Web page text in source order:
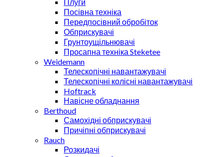
Посівна техніка
Передпосівний обробіток
Обприскувачі
Грунтоущільнювачі
Просапна техніка Steketee
Weidemann
Телескопічні навантажувачі
Телескопічні колісні навантажувачі
Hoftrack
Навісне обладнання
Berthoud
Самохідні обприскувачі
Причіпні обприскувачі
Rauch
Розкидачі